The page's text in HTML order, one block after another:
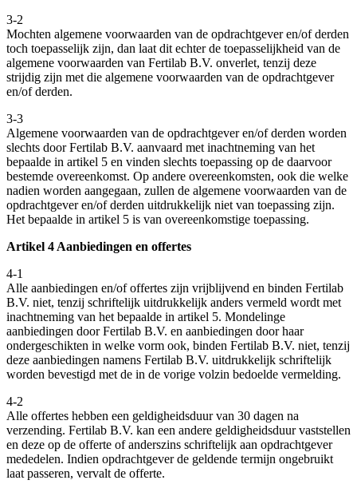
3-2
Mochten algemene voorwaarden van de opdrachtgever en/of derden
toch toepasselijk zijn, dan laat dit echter de toepasselijkheid van de
algemene voorwaarden van Fertilab B.V. onverlet, tenzij deze
strijdig zijn met die algemene voorwaarden van de opdrachtgever
en/of derden.
3-3
Algemene voorwaarden van de opdrachtgever en/of derden worden
slechts door Fertilab B.V. aanvaard met inachtneming van het
bepaalde in artikel 5 en vinden slechts toepassing op de daarvoor
bestemde overeenkomst. Op andere overeenkomsten, ook die welke
nadien worden aangegaan, zullen de algemene voorwaarden van de
opdrachtgever en/of derden uitdrukkelijk niet van toepassing zijn.
Het bepaalde in artikel 5 is van overeenkomstige toepassing.
Artikel 4 Aanbiedingen en offertes
4-1
Alle aanbiedingen en/of offertes zijn vrijblijvend en binden Fertilab
B.V. niet, tenzij schriftelijk uitdrukkelijk anders vermeld wordt met
inachtneming van het bepaalde in artikel 5. Mondelinge
aanbiedingen door Fertilab B.V. en aanbiedingen door haar
ondergeschikten in welke vorm ook, binden Fertilab B.V. niet, tenzij
deze aanbiedingen namens Fertilab B.V. uitdrukkelijk schriftelijk
worden bevestigd met de in de vorige volzin bedoelde vermelding.
4-2
Alle offertes hebben een geldigheidsduur van 30 dagen na
verzending. Fertilab B.V. kan een andere geldigheidsduur vaststellen
en deze op de offerte of anderszins schriftelijk aan opdrachtgever
mededelen. Indien opdrachtgever de geldende termijn ongebruikt
laat passeren, vervalt de offerte.